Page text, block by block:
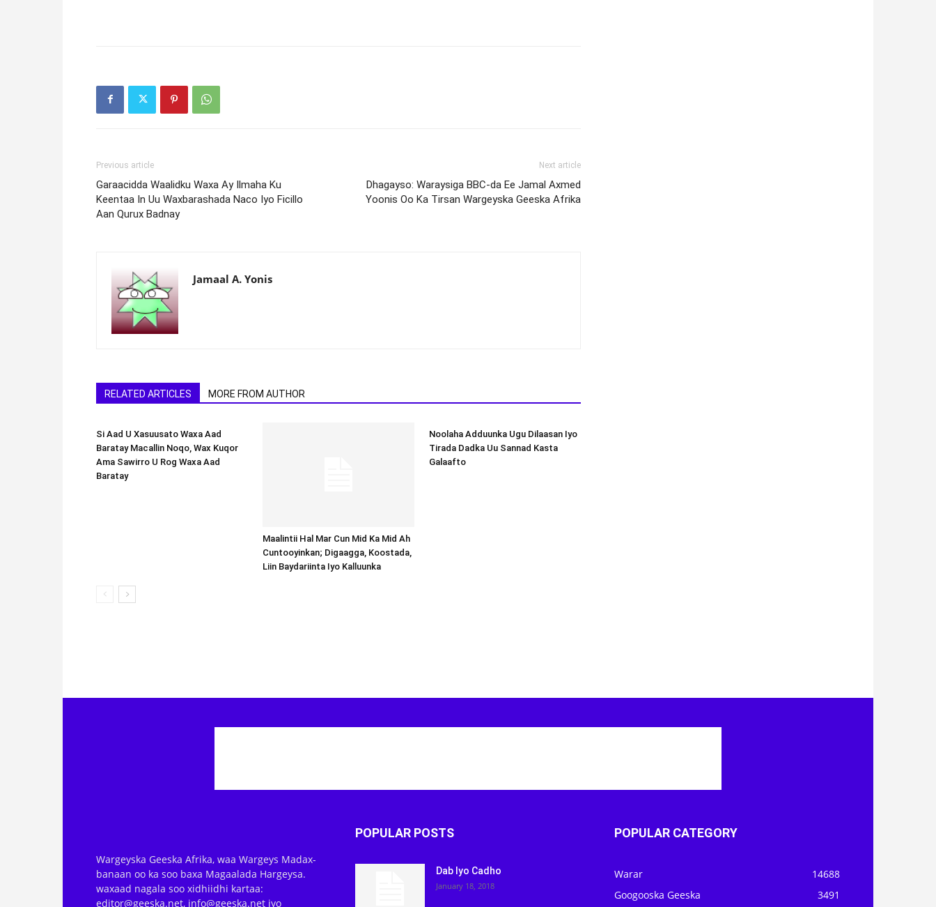
Previous article
Garaacidda Waalidku Waxa Ay Ilmaha Ku
Keentaa In Uu Waxbarashada Naco Iyo Ficillo
Aan Qurux Badnay
Next article
Dhagayso: Waraysiga BBC-da Ee Jamal Axmed
Yoonis Oo Ka Tirsan Wargeyska Geeska Afrika
Jamaal A. Yonis
RELATED ARTICLES MORE FROM AUTHOR
Si Aad U Xasuusato Waxa Aad
Baratay Macallin Noqo, Wax Kuqor
Ama Sawirro U Rog Waxa Aad
Baratay
Maalintii Hal Mar Cun Mid Ka Mid Ah
Cuntooyinkan; Digaagga, Koostada,
Liin Baydariinta Iyo Kalluunka
Noolaha Adduunka Ugu Dilaasan Iyo
Tirada Dadka Uu Sannad Kasta
Galaafto
Wargeyska Geeska Afrika, waa Wargeys Madax-
banaan oo ka soo baxa Magaalada Hargeysa.
waxaad nagala soo xidhiidhi kartaa:
editor@geeska.net, info@geeska.net iyo
POPULAR POSTS
Dab Iyo Cadho
January 18, 2018
POPULAR CATEGORY
Warar
14688
Googooska Geeska
3491